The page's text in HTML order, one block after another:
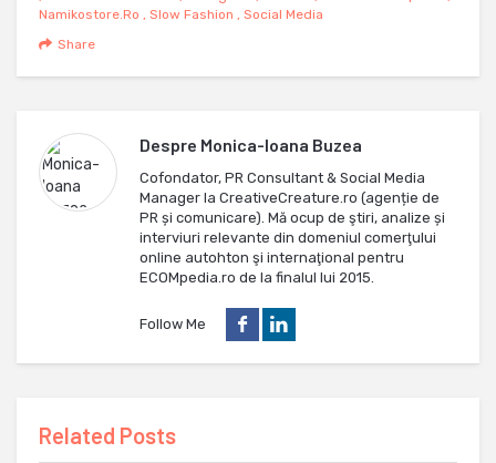
Namikostore.ro , Slow Fashion , Social Media
Share
Despre Monica-Ioana Buzea
Cofondator, PR Consultant & Social Media
Manager la CreativeCreature.ro (agenție de
PR și comunicare). Mă ocup de ştiri, analize și
interviuri relevante din domeniul comerţului
online autohton şi internaţional pentru
ECOMpedia.ro de la finalul lui 2015.
Follow Me
Related Posts